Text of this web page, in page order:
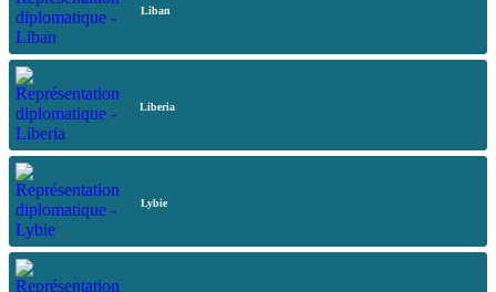
Liban
Liberia
Lybie